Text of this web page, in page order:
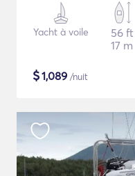
Yacht à voile
56 ft
17 m
$1,089 /nuit